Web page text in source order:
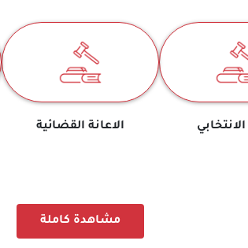
الانتخابي الاعانة القضائية
مشاهدة كاملة